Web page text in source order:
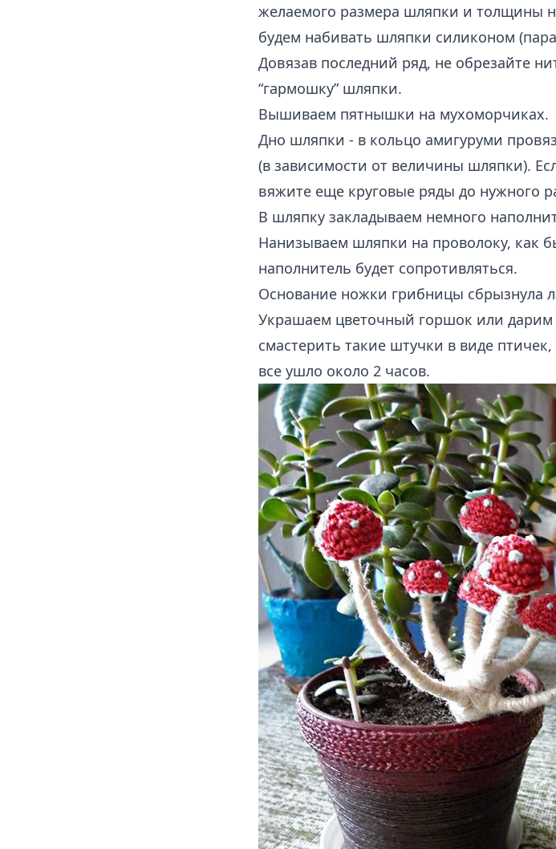
желаемого размера шляпки и толщины
будем набивать шляпки силиконом
Довязав последний ряд, не обрезайте
“гармошку” шляпки.
Вышиваем пятнышки на мухоморчиках.
Дно шляпки - в кольцо амигуруми
(в зависимости от величины шляпки).
вяжите еще круговые ряды до нужного
В шляпку закладываем немного
Нанизываем шляпки на проволоку, как
наполнитель будет сопротивляться.
Основание ножки грибницы сбрызнула
Украшаем цветочный горшок или
смастерить такие штучки в виде
все ушло около 2 часов.